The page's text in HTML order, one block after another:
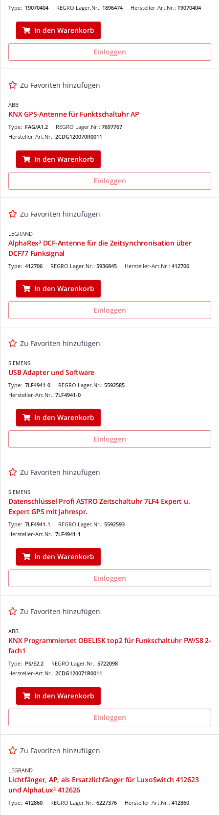
REGRO Lager.Nr.: 1896474
Type: T9070404 Hersteller-Art.Nr.: T9070404
In den Warenkorb
Einloggen
Zu Favoriten hinzufügen
ABB
KNX GPS-Antenne für Funktschaltuhr AP
REGRO Lager.Nr.: 7697767
Type: FAG/A1.2
Hersteller-Art.Nr.: 2CDG120070R0011
In den Warenkorb
Einloggen
Zu Favoriten hinzufügen
LEGRAND
AlphaRex³ DCF-Antenne für die Zeitsynchronisation über
DCF77 Funksignal
REGRO Lager.Nr.: 5936845
Type: 412706 Hersteller-Art.Nr.: 412706
In den Warenkorb
Einloggen
Zu Favoriten hinzufügen
SIEMENS
USB Adapter und Software
REGRO Lager.Nr.: 5592585
Type: 7LF4941-0
Hersteller-Art.Nr.: 7LF4941-0
In den Warenkorb
Einloggen
Zu Favoriten hinzufügen
SIEMENS
Datenschlüssel Profi ASTRO Zeitschaltuhr 7LF4 Expert u.
Expert GPS mit Jahrespr.
REGRO Lager.Nr.: 5592593
Type: 7LF4941-1
Hersteller-Art.Nr.: 7LF4941-1
In den Warenkorb
Einloggen
Zu Favoriten hinzufügen
ABB
KNX Programmierset OBELISK top2 für Funkschaltuhr FW/S8 2-
fach1
REGRO Lager.Nr.: 5722098
Type: PS/E2.2
Hersteller-Art.Nr.: 2CDG120071R0011
In den Warenkorb
Einloggen
Zu Favoriten hinzufügen
LEGRAND
Lichtfänger, AP, als Ersatzlichfänger für LuxoSwitch 412623
und AlphaLux³ 412626
REGRO Lager.Nr.: 6227376
Type: 412860 Hersteller-Art.Nr.: 412860